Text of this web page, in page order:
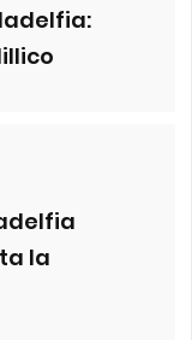
la